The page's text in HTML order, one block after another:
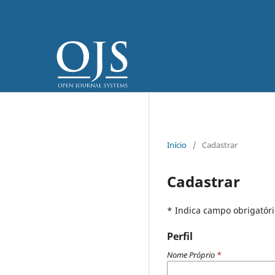
Início / Cadastrar
Cadastrar
* Indica campo
Perfil
Nome Próprio *